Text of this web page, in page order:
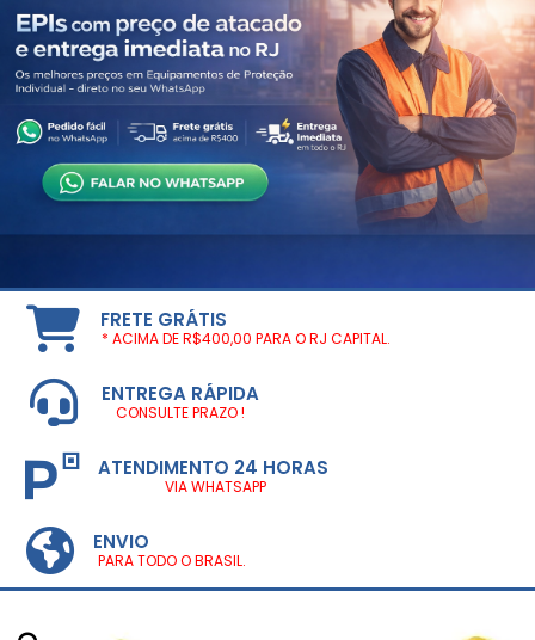
FRETE GRÁTIS
* ACIMA DE R$400,00 PARA O RJ CAPITAL.
ENTREGA RÁPIDA
CONSULTE PRAZO !
ATENDIMENTO 24 HORAS
VIA WHATSAPP
ENVIO
PARA TODO O BRASIL.